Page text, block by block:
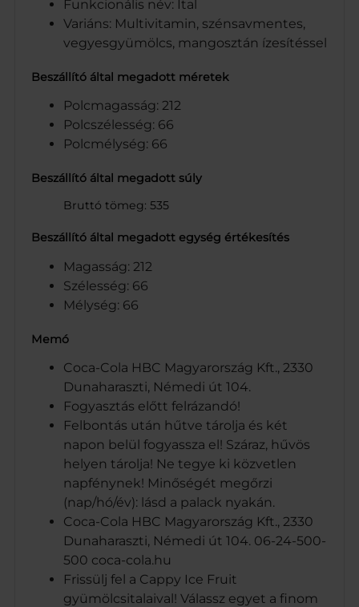
Funkcionális név: Ital
Variáns: Multivitamin, szénsavmentes,
vegyesgyümölcs, mangosztán ízesítéssel
Beszállító által megadott méretek
Polcmagasság: 212
Polcszélesség: 66
Polcmélység: 66
Beszállító által megadott súly
Bruttó tömeg: 535
Beszállító által megadott egység értékesítés
Magasság: 212
Szélesség: 66
Mélység: 66
Memó
Coca-Cola HBC Magyarország Kft., 2330
Dunaharaszti, Némedi út 104.
Fogyasztás előtt felrázandó!
Felbontás után hűtve tárolja és két
napon belül fogyassza el! Száraz, hűvös
helyen tárolja! Ne tegye ki közvetlen
napfénynek! Minőségét megőrzi
(nap/hó/év): lásd a palack nyakán.
Coca-Cola HBC Magyarország Kft., 2330
Dunaharaszti, Némedi út 104. 06-24-500-
500 coca-cola.hu
Frissülj fel a Cappy Ice Fruit
gyümölcsitalaival! Válassz egyet a finom